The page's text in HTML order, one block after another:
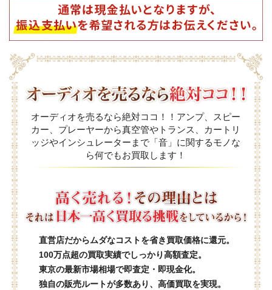
オーディオを売るなら絶対ココ！！アンプ、スピー
カー、プレーヤーから真空管やトランス、カートリ
ッジやインシュレーターまで「音」に関するモノな
ら何でもお買取します！
直営店だからムダなコストを省き買取価格に還元。
100万点超の買取実績でしっかり高額査定。
東京の最新市場相場で即査定・即現金化。
独自の販売ルートが多数あり、高価買取を実現。